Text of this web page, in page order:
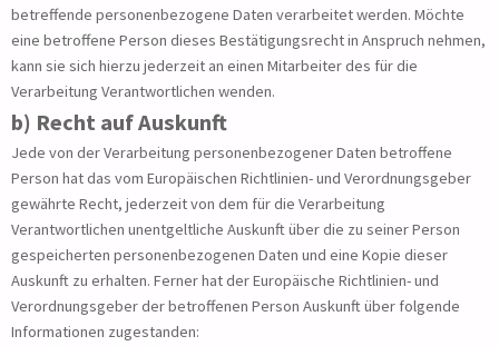
betreffende personenbezogene Daten verarbeitet werden. Möchte
eine betroffene Person dieses Bestätigungsrecht in Anspruch nehmen,
kann sie sich hierzu jederzeit an einen Mitarbeiter des für die
Verarbeitung Verantwortlichen wenden.
b) Recht auf Auskunft
Jede von der Verarbeitung personenbezogener Daten betroffene
Person hat das vom Europäischen Richtlinien- und Verordnungsgeber
gewährte Recht, jederzeit von dem für die Verarbeitung
Verantwortlichen unentgeltliche Auskunft über die zu seiner Person
gespeicherten personenbezogenen Daten und eine Kopie dieser
Auskunft zu erhalten. Ferner hat der Europäische Richtlinien- und
Verordnungsgeber der betroffenen Person Auskunft über folgende
Informationen zugestanden: